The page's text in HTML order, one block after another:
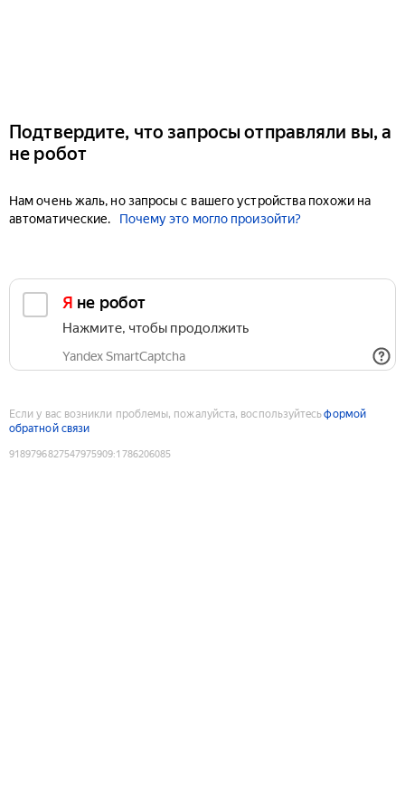
Подтвердите, что запросы отправляли вы, а
не робот
Нам очень жаль, но запросы с вашего устройства похожи на
автоматические.
Почему это могло произойти?
Я не робот
Нажмите, чтобы продолжить
Yandex SmartCaptcha
Если у вас возникли проблемы, пожалуйста, воспользуйтесьформой
обратной связи
9189796827547975909:1786206085